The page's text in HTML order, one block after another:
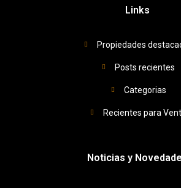
Links
Propiedades
Posts recientes
Categorias
Recientes para
Noticias y